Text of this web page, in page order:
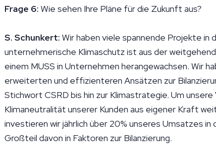
Frage 6: Wie sehen Ihre Pläne für die Zukunft aus?
S. Schunkert: Wir haben viele spannende Projekte in
unternehmerische Klimaschutz ist aus der
einem MUSS in Unternehmen herangewachsen. Wir
erweiterten und effizienteren Ansätzen zur
Stichwort CSRD bis hin zur Klimastrategie. Um unsere
Klimaneutralität unserer Kunden aus eigener Kraft
investieren wir jährlich über 20% unseres Umsatzes in
Großteil davon in Faktoren zur Bilanzierung.